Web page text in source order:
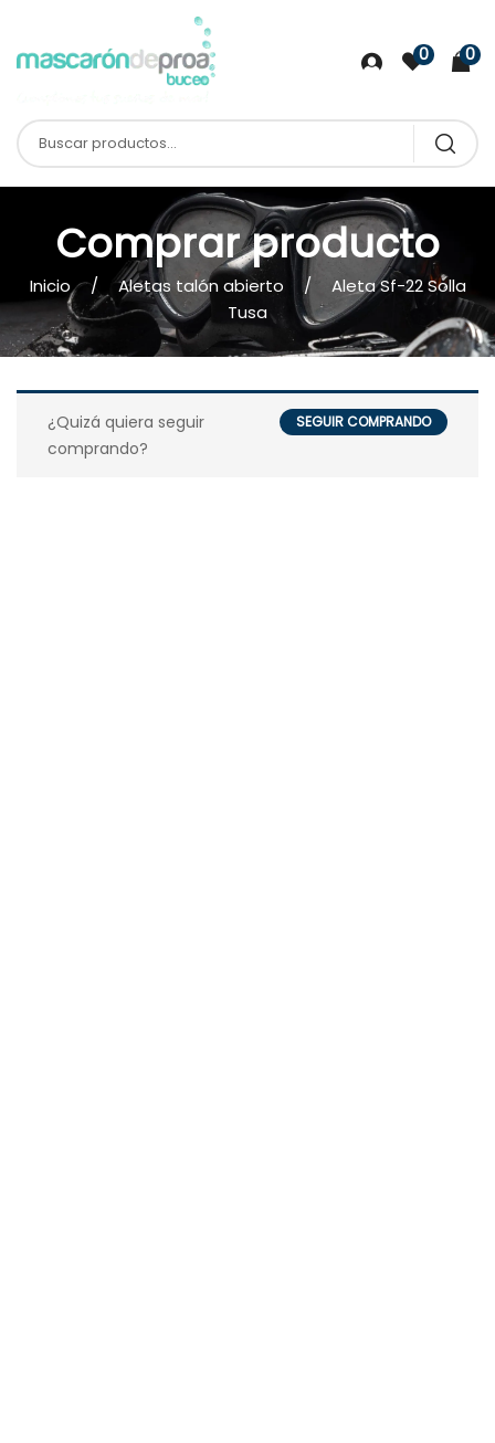
0 0
Comprar producto
Inicio Aletas talón abierto
Aleta Sf-22 Solla
Tusa
SEGUIR COMPRANDO
¿Quizá quiera seguir
comprando?